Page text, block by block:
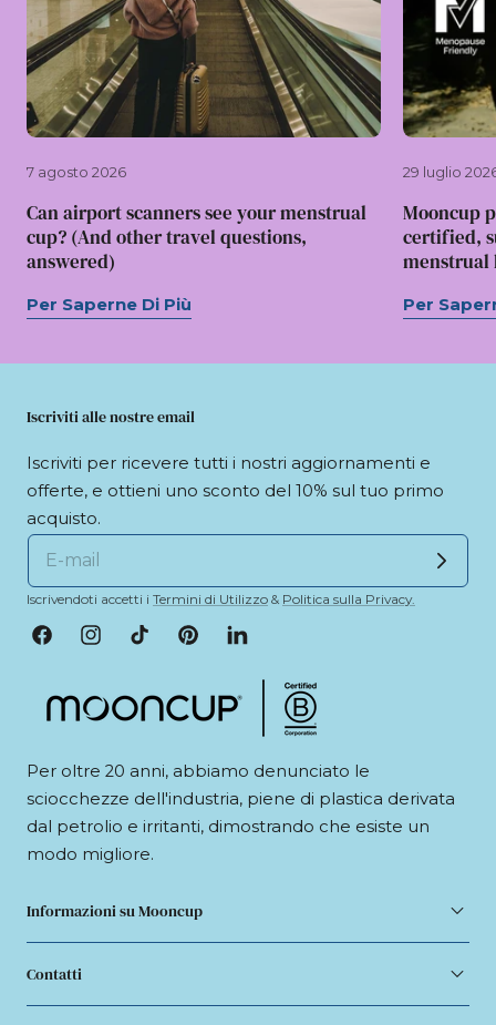
7 agosto 2026
Can airport scanners see your menstrual
cup? (And other travel questions,
answered)
Per Saperne Di Più
29 luglio
Mooncup
certified,
menstrual
Per
Iscriviti alle nostre email
Iscriviti per ricevere tutti i nostri aggiornamenti e
offerte, e ottieni uno sconto del 10% sul tuo primo
acquisto.
Iscrivendoti accetti i Termini di Utilizzo & Politica sulla Privacy.
FacebookInstagramTikTokPinterestLinkedIn
Per oltre 20 anni, abbiamo denunciato le
sciocchezze dell'industria, piene di plastica derivata
dal petrolio e irritanti, dimostrando che esiste un
modo migliore.
Informazioni su Mooncup
Contatti